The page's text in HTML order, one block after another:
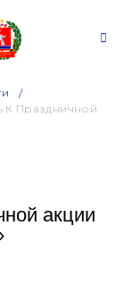
К Праздничной
акции